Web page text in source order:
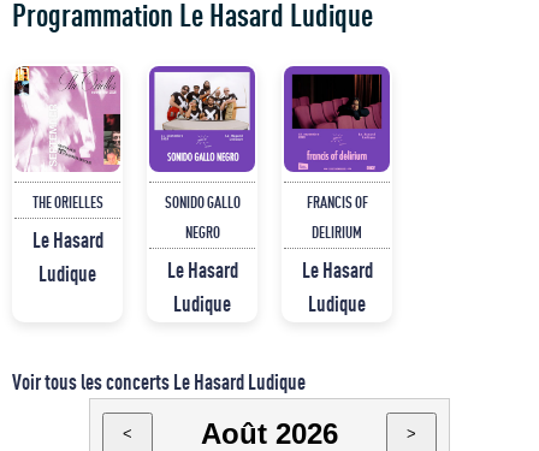
Programmation Le Hasard Ludique
THE ORIELLES
Le Hasard
Ludique
SONIDO GALLO
NEGRO
Le Hasard
Ludique
FRANCIS OF
DELIRIUM
Le Hasard
Ludique
Voir tous les concerts Le Hasard Ludique
< Août 2026 >